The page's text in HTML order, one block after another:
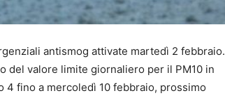
antismog attivate martedì 2 febbraio.
del valore limite giornaliero per il PM10 in
fino a mercoledì 10 febbraio, prossimo